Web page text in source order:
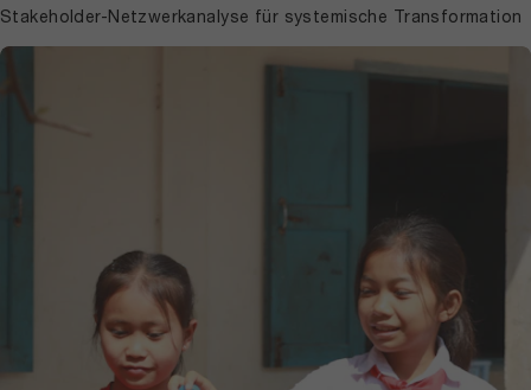
Stakeholder-Netzwerkanalyse für systemische Transformation